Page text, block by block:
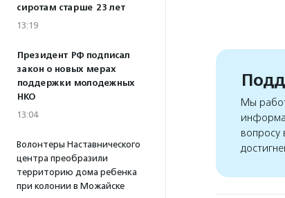
сиротам старше 23 лет
13:19
Президент РФ подписал
закон о новых мерах
поддержки молодежных
НКО
13:04
Волонтеры Наставнического
центра преобразили
территорию дома ребенка
при колонии в Можайске
Мы
вопросу